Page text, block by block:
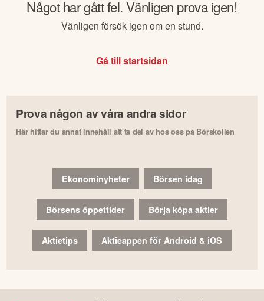
Något har gått fel. Vänligen prova igen!
Vänligen försök igen om en stund.
Gå till startsidan
Prova någon av våra andra sidor
Här hittar du annat innehåll att ta del av hos oss på Börskollen
Ekonominyheter Börsen idag
Börsens öppettider Börja köpa aktier
Aktietips Aktieappen för Android & iOS